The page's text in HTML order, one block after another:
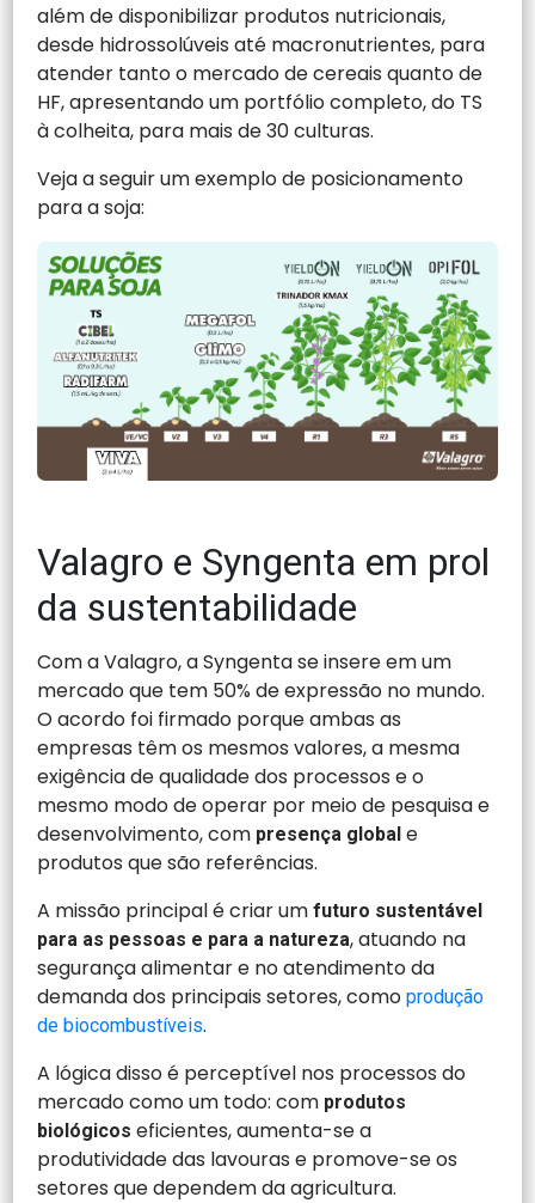
além de disponibilizar produtos nutricionais,
desde hidrossolúveis até macronutrientes, para
atender tanto o mercado de cereais quanto de
HF, apresentando um portfólio completo, do TS
à colheita, para mais de 30 culturas.
Veja a seguir um exemplo de posicionamento
para a soja:
Valagro e Syngenta em prol
da sustentabilidade
Com a Valagro, a Syngenta se insere em um
mercado que tem 50% de expressão no mundo.
O acordo foi firmado porque ambas as
empresas têm os mesmos valores, a mesma
exigência de qualidade dos processos e o
mesmo modo de operar por meio de pesquisa e
desenvolvimento, com presença global e
produtos que são referências.
A missão principal é criar umfuturo sustentável
para as pessoas e para a natureza, atuando na
segurança alimentar e no atendimento da
demanda dos principais setores, comoprodução
de biocombustíveis.
A lógica disso é perceptível nos processos do
mercado como um todo: com produtos
biológicos eficientes, aumenta-se a
produtividade das lavouras e promove-se os
setores que dependem da agricultura.